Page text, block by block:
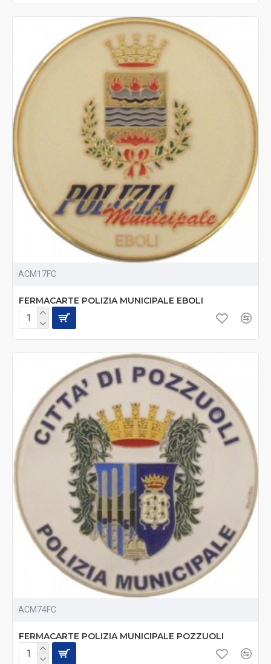
ACM17FC
FERMACARTE POLIZIA MUNICIPALE EBOLI
ACM74FC
FERMACARTE POLIZIA MUNICIPALE POZZUOLI